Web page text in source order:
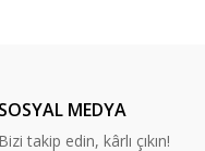
SOSYAL MEDYA
Bizi takip edin, kârlı çıkın!